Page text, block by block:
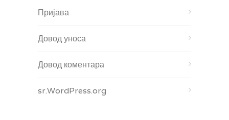
Пријава
Довод уноса
Довод коментара
sr.WordPress.org